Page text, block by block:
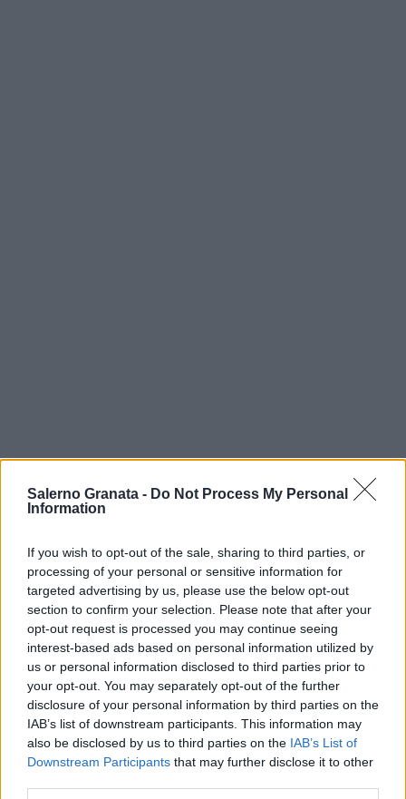
Salerno Granata - Do Not Process My Personal
Information
If you wish to opt-out of the sale, sharing to third parties, or
processing of your personal or sensitive information for
targeted advertising by us, please use the below opt-out
section to confirm your selection. Please note that after your
opt-out request is processed you may continue seeing
interest-based ads based on personal information utilized by
us or personal information disclosed to third parties prior to
your opt-out. You may separately opt-out of the further
disclosure of your personal information by third parties on the
IAB’s list of downstream participants. This information may
also be disclosed by us to third parties on the IAB’s List of
Downstream Participants that may further disclose it to other